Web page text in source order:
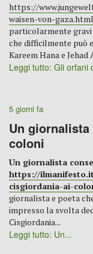
https://
waisen-von-gaza.html
particolarmente gravi
che difficilmente può
Kareem Hana e
Leggi tutto: Gli orfani
5 giorni fa
Un
coloni
Un giornalista
https://
cisgiordania-ai-
giornalista e poeta
impresso la svolta
Cisgiordania...
Leggi tutto: Un...